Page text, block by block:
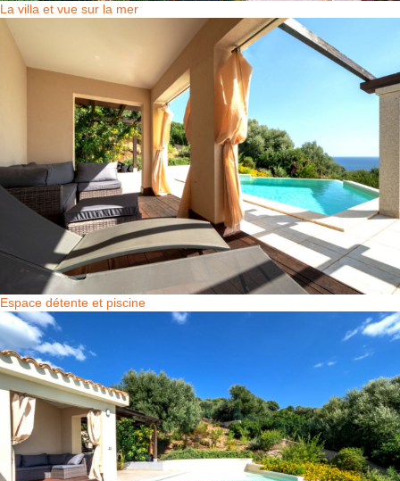
La villa et vue sur la mer
Espace détente et piscine